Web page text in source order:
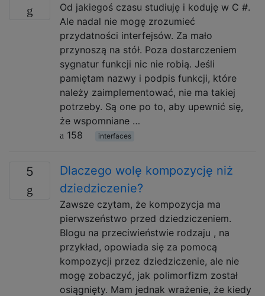
Od jakiegoś czasu studiuję i koduję w C #.
Ale nadal nie mogę zrozumieć
przydatności interfejsów. Za mało
przynoszą na stół. Poza dostarczeniem
sygnatur funkcji nic nie robią. Jeśli
pamiętam nazwy i podpis funkcji, które
należy zaimplementować, nie ma takiej
potrzeby. Są one po to, aby upewnić się,
że wspomniane …
158
interfaces
5
Dlaczego wolę kompozycję niż
dziedziczenie?
Zawsze czytam, że kompozycja ma
pierwszeństwo przed dziedziczeniem.
Blogu na przeciwieństwie rodzaju , na
przykład, opowiada się za pomocą
kompozycji przez dziedziczenie, ale nie
mogę zobaczyć, jak polimorfizm został
osiągnięty. Mam jednak wrażenie, że kiedy